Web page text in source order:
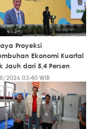
Proyeksi
Ekonomi Kuartal
Jauh dari 5,4 Persen
2026 03:40 WIB